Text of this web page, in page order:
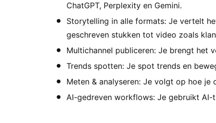
ChatGPT, Perplexity en Gemini.
Storytelling in alle formats: Je vertelt
geschreven stukken tot video zoals
Multichannel publiceren: Je brengt het
Trends spotten: Je spot trends en
Meten & analyseren: Je volgt op hoe
AI-gedreven workflows: Je gebruikt